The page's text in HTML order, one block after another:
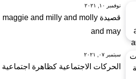
نوفمبر ١٠, ٢٠٢١
قصيدة maggie and milly and molly
and may
سبتمبر ٠٧, ٢٠٢١
الحركات الاجتماعية كظاهرة اجتماعية